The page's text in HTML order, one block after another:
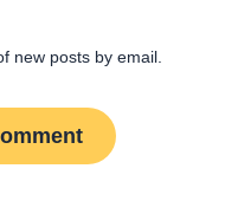
new posts by email.